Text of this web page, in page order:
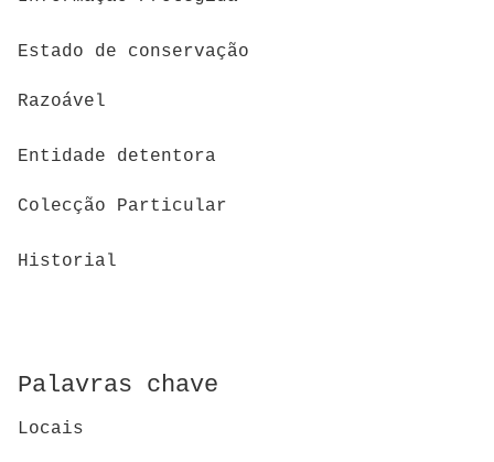
Estado de conservação
Razoável
Entidade detentora
Colecção Particular
Historial
Palavras chave
Locais